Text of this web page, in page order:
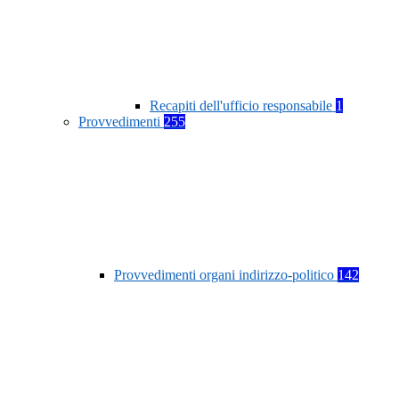
Recapiti dell'ufficio responsabile 1
Provvedimenti 255
Provvedimenti organi indirizzo-politico 142